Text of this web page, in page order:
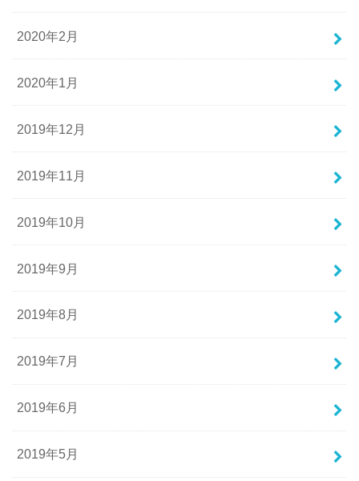
2020年2月
2020年1月
2019年12月
2019年11月
2019年10月
2019年9月
2019年8月
2019年7月
2019年6月
2019年5月